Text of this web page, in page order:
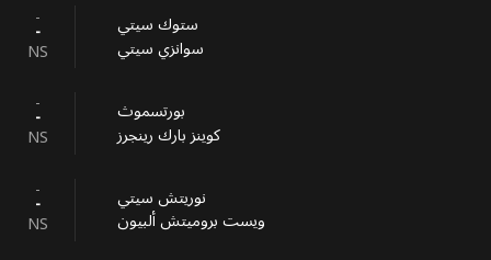
--
NS
ستوك سيتي
سوانزي سيتي
--
NS
بورتسموث
كوينز بارك رينجرز
--
NS
نوريتش سيتي
ويست بروميتش ألبيون